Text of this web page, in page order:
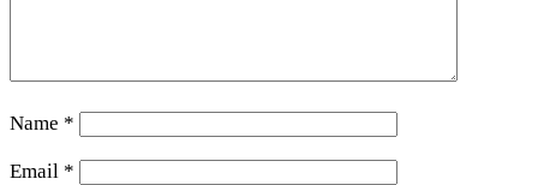
Name *
Email *